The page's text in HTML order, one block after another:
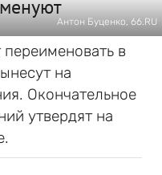
Антон Буценко, 66.RU
в
на
Окончательное
утвердят на